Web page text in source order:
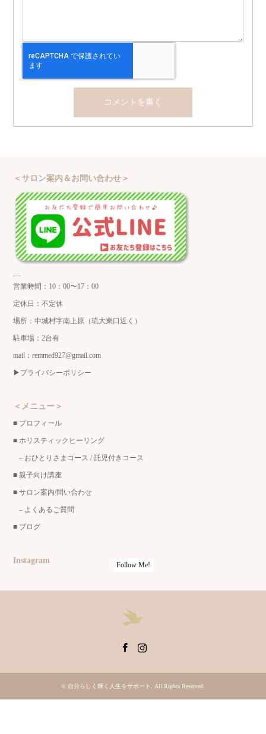
＜サロン案内＆お問い合わせ＞
—
営業時間：10：00〜17：00
定休日：不定休
場所：中城村字南上原（琉大東口近く）
駐車場：2台有
mail：remmed927@gmail.com
▶︎ プライバシーポリシー
＜メニュー＞
■ プロフィール
■ ホリスティックヒーリング
– おひとりさまコース /託児付きコース
■ 親子向け講座
■ サロン案内/問い合わせ
– よくあるご質問
■ ブログ
Instagram Follow Me!
© 自分らしく輝く人生をサポート . All Rights Reserved.